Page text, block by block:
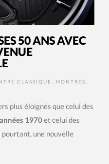
50 ANS AVEC
CLASSIQUE MONTRES
plus éloignés que celui des
1970et celui des
pourtant, une nouvelle